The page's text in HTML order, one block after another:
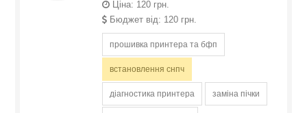
Ціна: 120 грн.
Бюджет від: 120 грн.
прошивка принтера та бфп
встановлення снпч
діагностика принтера заміна пічки